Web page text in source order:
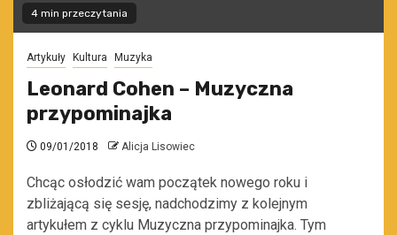
4 min przeczytania
Artykuły Kultura Muzyka
Leonard Cohen – Muzyczna
przypominajka
09/01/2018 Alicja Lisowiec
Chcąc osłodzić wam początek nowego roku i
zbliżającą się sesję, nadchodzimy z kolejnym
artykułem z cyklu Muzyczna przypominajka. Tym